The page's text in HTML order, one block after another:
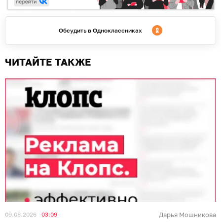
Обсудить в Одноклассниках
ЧИТАЙТЕ ТАКЖЕ
09.08.2026 03:09 Дарья Мошникова